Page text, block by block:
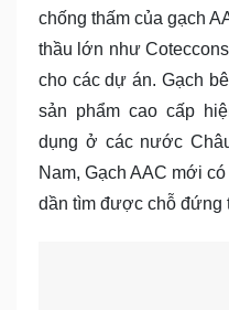
chống thấm của gạch
thầu lớn như
cho các dự án. Gạch
sản phẩm cao cấp
dụng ở các nước
Nam, Gạch AAC mới
dần tìm được chỗ đứng